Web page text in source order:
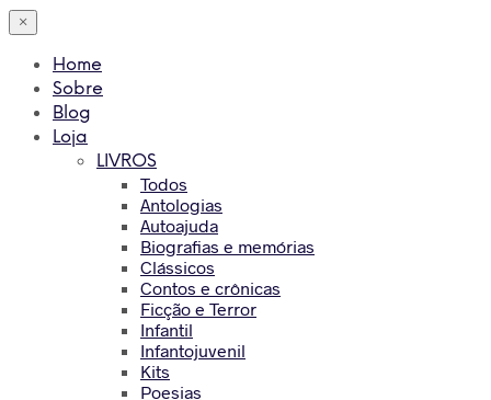
×
Home
Sobre
Blog
Loja
LIVROS
Todos
Antologias
Autoajuda
Biografias e memórias
Clássicos
Contos e crônicas
Ficção e Terror
Infantil
Infantojuvenil
Kits
Poesias